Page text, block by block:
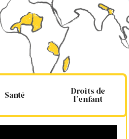
Santé
Droits de
l’enfant